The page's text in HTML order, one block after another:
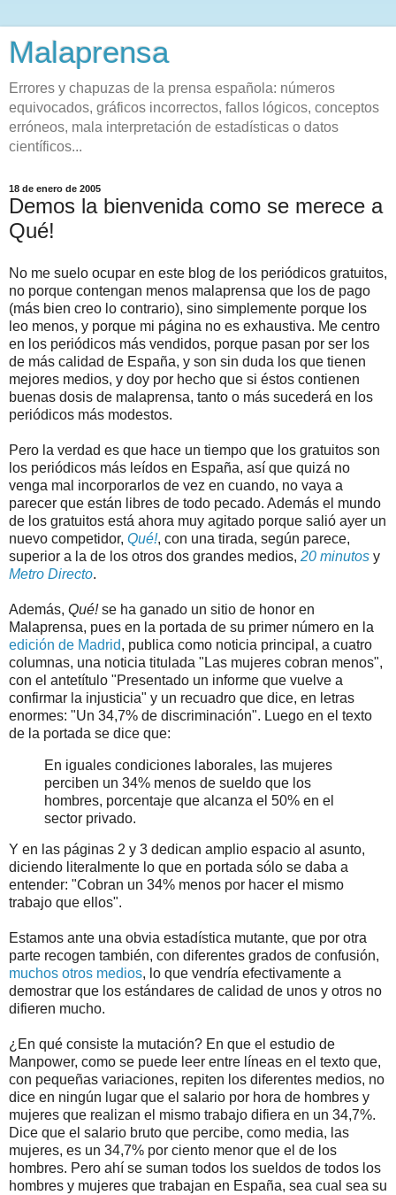
Malaprensa
Errores y chapuzas de la prensa española: números
equivocados, gráficos incorrectos, fallos lógicos, conceptos
erróneos, mala interpretación de estadísticas o datos
científicos...
18 de enero de 2005
Demos la bienvenida como se merece a
Qué!
No me suelo ocupar en este blog de los periódicos gratuitos,
no porque contengan menos malaprensa que los de pago
(más bien creo lo contrario), sino simplemente porque los
leo menos, y porque mi página no es exhaustiva. Me centro
en los periódicos más vendidos, porque pasan por ser los
de más calidad de España, y son sin duda los que tienen
mejores medios, y doy por hecho que si éstos contienen
buenas dosis de malaprensa, tanto o más sucederá en los
periódicos más modestos.
Pero la verdad es que hace un tiempo que los gratuitos son
los periódicos más leídos en España, así que quizá no
venga mal incorporarlos de vez en cuando, no vaya a
parecer que están libres de todo pecado. Además el mundo
de los gratuitos está ahora muy agitado porque salió ayer un
nuevo competidor, Qué!, con una tirada, según parece,
superior a la de los otros dos grandes medios, 20 minutos y
Metro Directo.
Además, Qué!se ha ganado un sitio de honor en
Malaprensa, pues en la portada de su primer número en la
edición de Madrid, publica como noticia principal, a cuatro
columnas, una noticia titulada "Las mujeres cobran menos",
con el antetítulo "Presentado un informe que vuelve a
confirmar la injusticia" y un recuadro que dice, en letras
enormes: "Un 34,7% de discriminación". Luego en el texto
de la portada se dice que:
En iguales condiciones laborales, las mujeres
perciben un 34% menos de sueldo que los
hombres, porcentaje que alcanza el 50% en el
sector privado.
Y en las páginas 2 y 3 dedican amplio espacio al asunto,
diciendo literalmente lo que en portada sólo se daba a
entender: "Cobran un 34% menos por hacer el mismo
trabajo que ellos".
Estamos ante una obvia estadística mutante, que por otra
parte recogen también, con diferentes grados de confusión,
muchos otros medios, lo que vendría efectivamente a
demostrar que los estándares de calidad de unos y otros no
difieren mucho.
¿En qué consiste la mutación? En que el estudio de
Manpower, como se puede leer entre líneas en el texto que,
con pequeñas variaciones, repiten los diferentes medios, no
dice en ningún lugar que el salario por hora de hombres y
mujeres que realizan el mismo trabajo difiera en un 34,7%.
Dice que el salario bruto que percibe, como media, las
mujeres, es un 34,7% por ciento menor que el de los
hombres. Pero ahí se suman todos los sueldos de todos los
hombres y mujeres que trabajan en España, sea cual sea su